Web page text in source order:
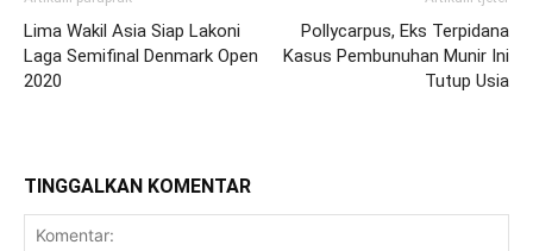
Lima Wakil Asia Siap Lakoni
Laga Semifinal Denmark Open
2020
Pollycarpus, Eks Terpidana
Kasus Pembunuhan Munir Ini
Tutup Usia
TINGGALKAN KOMENTAR